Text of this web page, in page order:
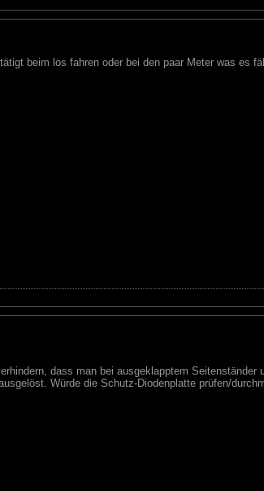
beim los fahren oder bei den paar Meter was es
dass man bei ausgeklapptem
Würde die Schutz-Diodenplatte prüfen/